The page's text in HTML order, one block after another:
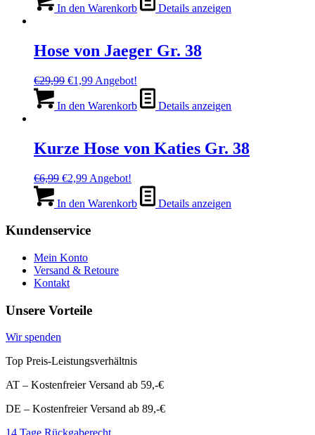
war:
ist:
In den Warenkorb Details anzeigen
Hose von Jaeger Gr. 38
€29,99 Ursprünglicher
war:
€1,99Aktueller
ist:
Angebot!
In den Warenkorb Details anzeigen
Kurze Hose von Katies Gr. 38
€6,99 Ursprünglicher
war:
€2,99Aktueller
ist:
Angebot!
In den Warenkorb Details anzeigen
Kundenservice
Mein Konto
Versand & Retoure
Kontakt
Unsere Vorteile
Wir spenden
Top Preis-Leistungsverhältnis
AT – Kostenfreier Versand ab 59,-€
DE – Kostenfreier Versand ab 89,-€